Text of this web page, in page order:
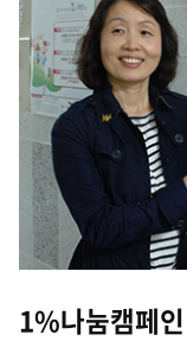
1%나눔캠페인